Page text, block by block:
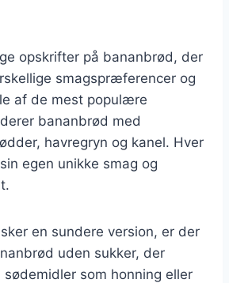
opskrifter på bananbrød, der
smagspræferencer og
af de mest populære
bananbrød med
havregryn og kanel. Hver
egen unikke smag og
en sundere version, er der
uden sukker, der
som honning eller